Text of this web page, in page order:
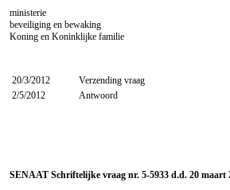
ministerie
beveiliging en bewaking
Koning en Koninklijke familie
20/3/2012
Verzending vraag
2/5/2012
Antwoord
SENAAT Schriftelijke vraag nr. 5-5933 d.d. 20 maart